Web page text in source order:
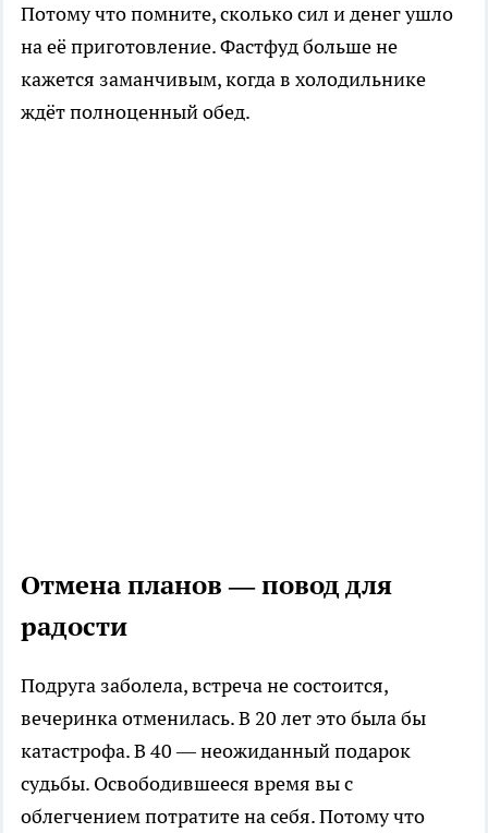
Потому что помните, сколько сил и денег ушло
на её приготовление. Фастфуд больше не
кажется заманчивым, когда в холодильнике
ждёт полноценный обед.
Отмена планов — повод для
радости
Подруга заболела, встреча не состоится,
вечеринка отменилась. В 20 лет это была бы
катастрофа. В 40 — неожиданный подарок
судьбы. Освободившееся время вы с
облегчением потратите на себя. Потому что